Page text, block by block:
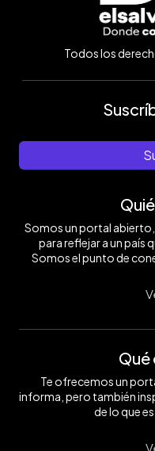
Todos los
Somos un portal
para reflejar a un país
Somos el punto de
Te ofrecemos un
informa, pero también
de lo que